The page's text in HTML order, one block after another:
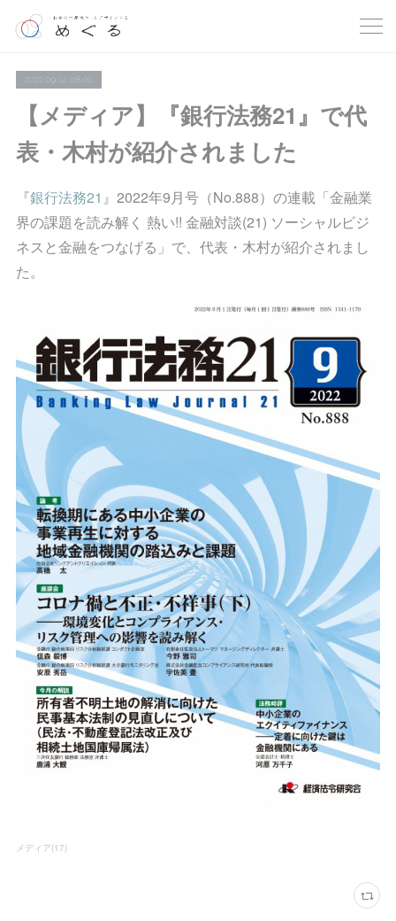
2022.09.02 08:00
【メディア】『銀行法務21』で代
表・木村が紹介されました
『銀行法務21 』2022年9月号（No.888）の連載「金融業
界の課題を読み解く 熱い!! 金融対談(21) ソーシャルビジ
ネスと金融をつなげる」で、代表・木村が紹介されまし
た。
メディア(17)